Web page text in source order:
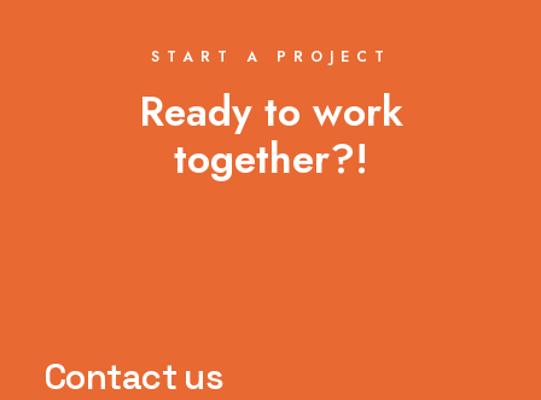
START A PROJECT
Ready to work
together?!
Contact us